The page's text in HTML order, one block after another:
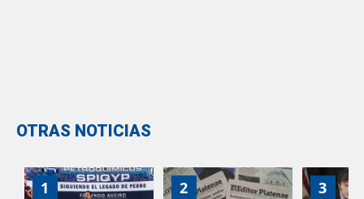
OTRAS NOTICIAS
1 2 3